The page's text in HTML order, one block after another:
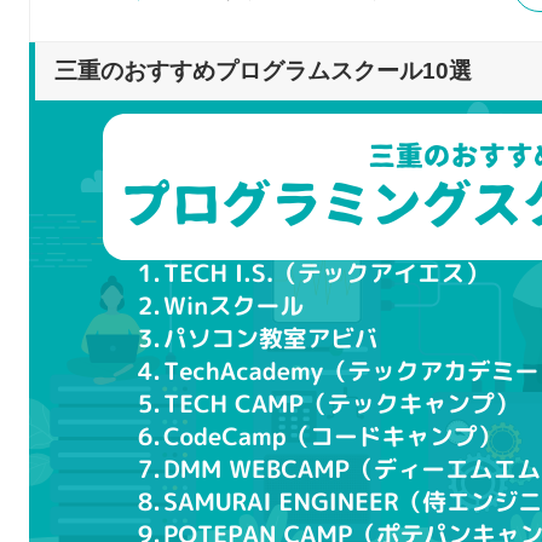
SAMURAI ENGINEER（侍エンジニア）
自分の目的・目標に合っているのか
目的・作りたいものに合った言語を学べるか
自分に合った受講スタイルか
料金や規約に問題はないか
転職・就職のサポートがあるか
プログラムスクールで学習するメリット
必要なスキルを効率良く学べる
わからないことを質問できる
現場で役立つスキルも身に付けられる
転職・就職に役立つポートフォリオを制作できる
プログラムスクールで学ぶ際の注意点
三重のおすすめプログラムスクール10選